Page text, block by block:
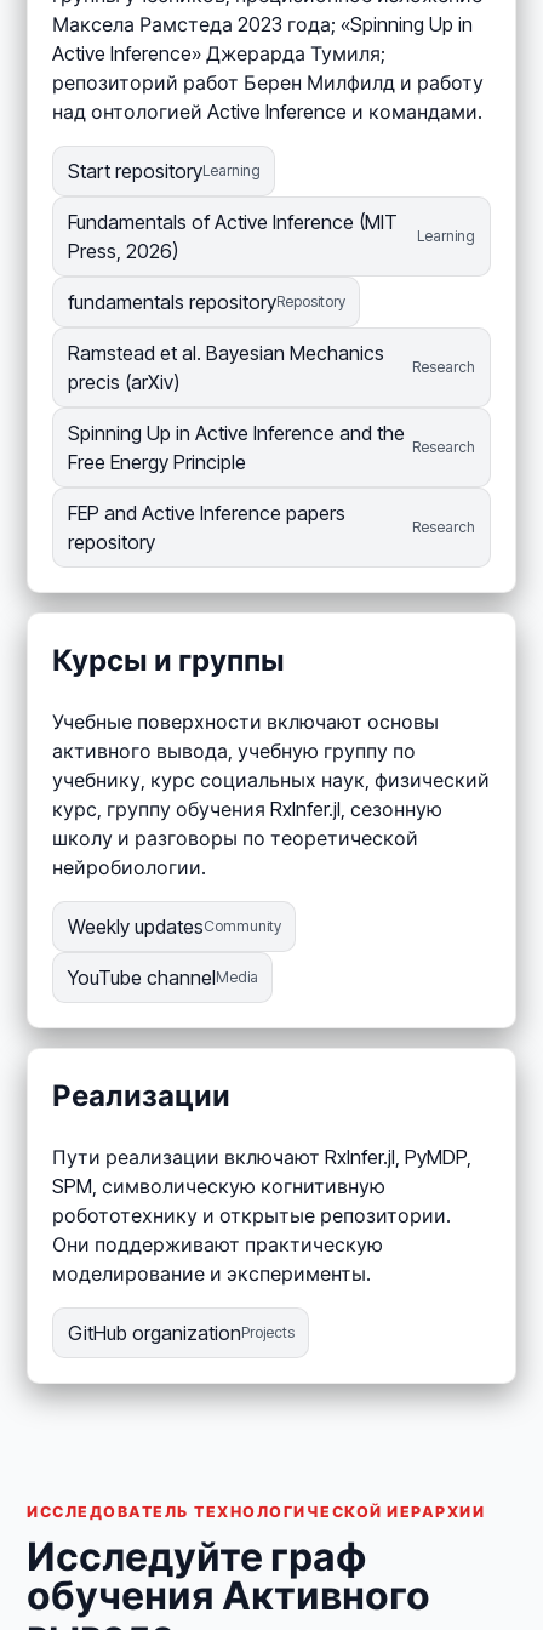
Максела Рамстеда 2023 года; «Spinning Up in
Active Inference» Джерарда Тумиля;
репозиторий работ Берен Милфилд и работу
над онтологией Active Inference и командами.
Start repositoryLearning
Fundamentals of Active Inference (MIT
Press, 2026)
Learning
fundamentals repositoryRepository
Ramstead et al. Bayesian Mechanics
precis (arXiv)
Research
Spinning Up in Active Inference and the
Free Energy Principle
Research
FEP and Active Inference papers
repository
Research
Курсы и группы
Учебные поверхности включают основы
активного вывода, учебную группу по
учебнику, курс социальных наук, физический
курс, группу обучения RxInfer.jl, сезонную
школу и разговоры по теоретической
нейробиологии.
Weekly updatesCommunity
YouTube channelMedia
Реализации
Пути реализации включают RxInfer.jl, PyMDP,
SPM, символическую когнитивную
робототехнику и открытые репозитории.
Они поддерживают практическую
моделирование и эксперименты.
GitHub organizationProjects
ИССЛЕДОВАТЕЛЬ ТЕХНОЛОГИЧЕСКОЙ ИЕРАРХИИ
Исследуйте граф
обучения Активного